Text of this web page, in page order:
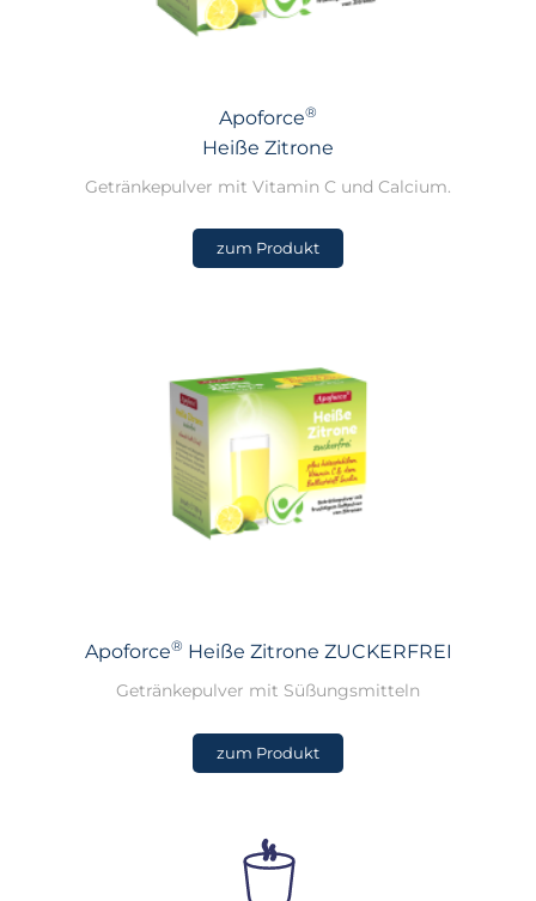
Apoforce®
Heiße Zitrone
Getränkepulver mit Vitamin C und Calcium.
zum Produkt
Apoforce® Heiße Zitrone ZUCKERFREI
Getränkepulver mit Süßungsmitteln
zum Produkt